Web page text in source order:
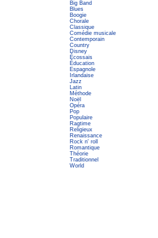
Big Band
Blues
Boogie
Chorale
Classique
Comédie musicale
Contemporain
Country
Disney
Écossais
Éducation
Espagnole
Irlandaise
Jazz
Latin
Méthode
Noël
Opéra
Pop
Populaire
Ragtime
Religieux
Renaissance
Rock n' roll
Romantique
Théorie
Traditionnel
World